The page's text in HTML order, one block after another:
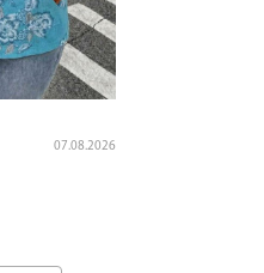
07.08.2026